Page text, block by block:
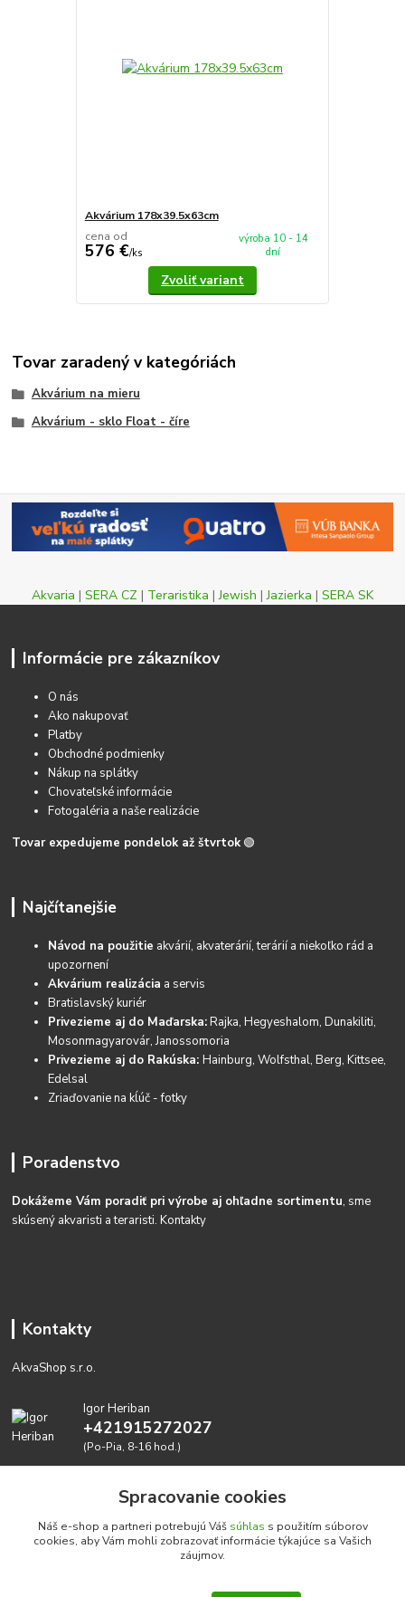
Akvárium 178x39.5x63cm
cena od
576 €/ks
výroba 10 - 14
dní
Zvoliť variant
Tovar zaradený v kategóriách
Akvárium na mieru
Akvárium - sklo Float - číre
Akvaria | SERA CZ | Teraristika |Jewish |Jazierka | SERA SK
Informácie pre zákazníkov
O nás
Ako nakupovať
Platby
Obchodné podmienky
Nákup na splátky
Chovateľské informácie
Fotogaléria a naše realizácie
Tovar expedujeme pondelok až štvrtok 🟢
Najčítanejšie
Návod na použitie akvárií, akvaterárií, terárií a niekoľko rád a
upozornení
Akvárium realizácia a servis
Bratislavský kuriér
Privezieme aj do Maďarska:Rajka, Hegyeshalom, Dunakiliti,
Mosonmagyarovár, Janossomoria
Privezieme aj do Rakúska:Hainburg, Wolfsthal, Berg, Kittsee,
Edelsal
Zriaďovanie na kĺúč - fotky
Poradenstvo
Dokážeme Vám poradiť pri výrobe aj ohľadne sortimentu, sme
skúsený akvaristi a teraristi.Kontakty
Kontakty
AkvaShop s.r.o.
Igor Heriban
+421915272027
(Po-Pia, 8-16 hod.)
Spracovanie cookies
Náš e-shop a partneri potrebujú Váš súhlas s použitím súborov
cookies, aby Vám mohli zobrazovať informácie týkajúce sa Vašich
záujmov.